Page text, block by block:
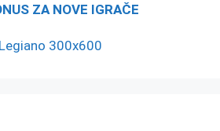
ZA NOVE IGRAČE